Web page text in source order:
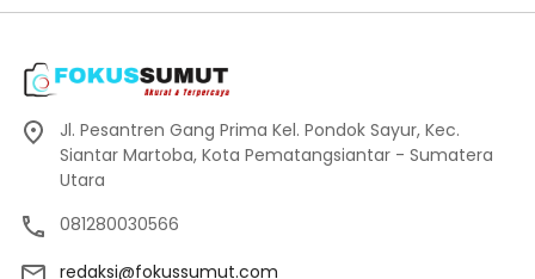
Jl. Pesantren Gang Prima Kel. Pondok Sayur, Kec.
Siantar Martoba, Kota Pematangsiantar - Sumatera
Utara
081280030566
redaksi@fokussumut.com